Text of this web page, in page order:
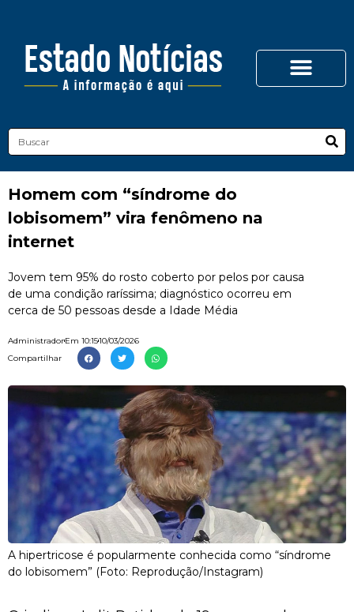
Homem com “síndrome do
lobisomem” vira fenômeno na
internet
Jovem tem 95% do rosto coberto por pelos por causa
de uma condição raríssima; diagnóstico ocorreu em
cerca de 50 pessoas desde a Idade Média
AdministradorEm 10:1510/03/2026
Compartilhar
A hipertricose é popularmente conhecida como “síndrome
do lobisomem” (Foto: Reprodução/Instagram)